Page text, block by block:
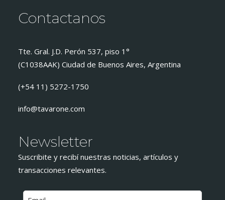
Contactanos
Tte. Gral. J.D. Perón 537, piso 1°
(C1038AAK) Ciudad de Buenos Aires, Argentina
(+54 11) 5272-1750
info@tavarone.com
Newsletter
Suscribite y recibí nuestras noticias, artículos y
transacciones relevantes.